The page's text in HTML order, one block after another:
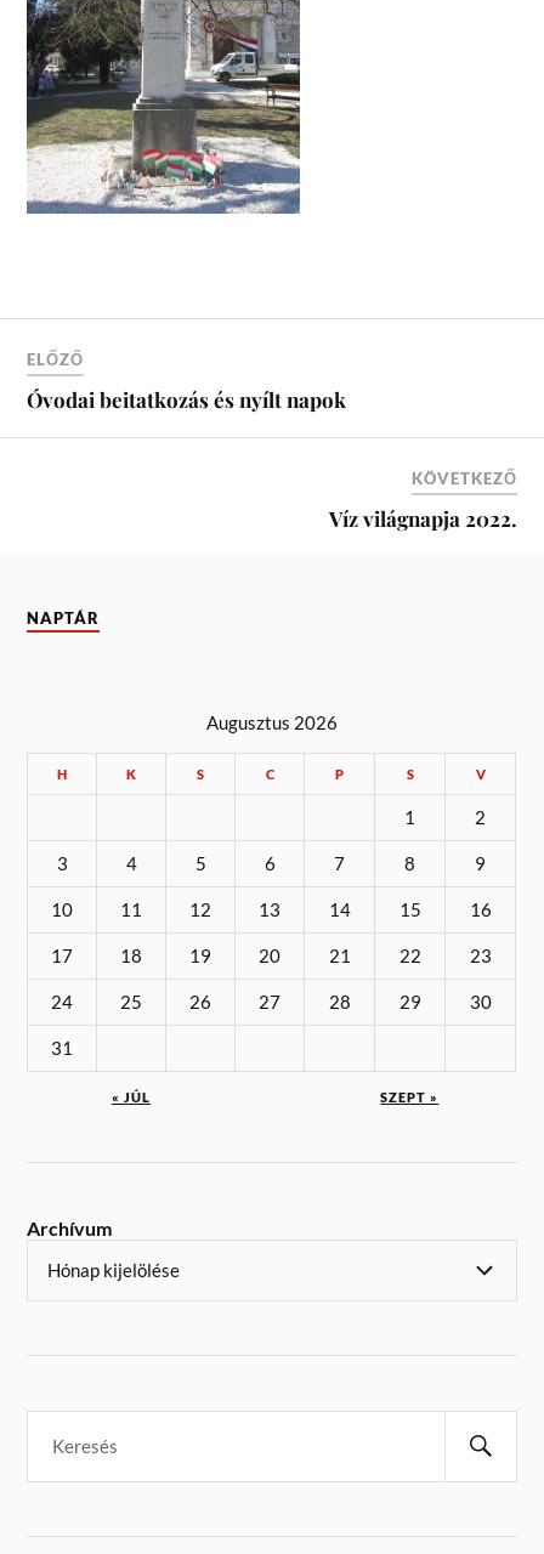
ELŐZŐ
Óvodai beitatkozás és nyílt napok
KÖVETKEZŐ
Víz világnapja 2022.
NAPTÁR
Augusztus 2026
H K S C P S V
1 2
3 4 5 6 7 8 9
10 11 12 13 14 15 16
17 18 19 20 21 22 23
24 25 26 27 28 29 30
31
« JÚL SZEPT »
Archívum